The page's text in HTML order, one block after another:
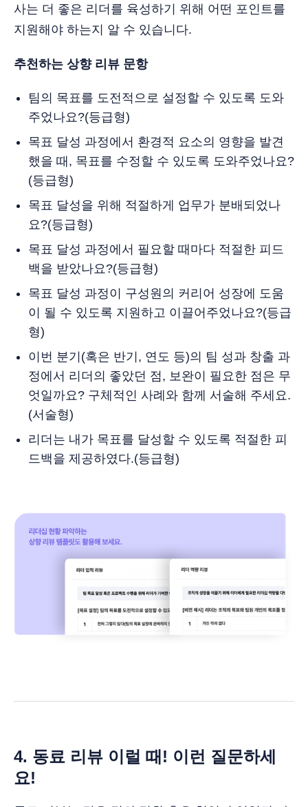
사는 더 좋은 리더를 육성하기 위해 어떤 포인트를
지원해야 하는지 알 수 있습니다.
추천하는 상향 리뷰 문항
팀의 목표를 도전적으로 설정할 수 있도록 도와
주었나요?(등급형)
목표 달성 과정에서 환경적 요소의 영향을 발견
했을 때, 목표를 수정할 수 있도록 도와주었나요?
(등급형)
목표 달성을 위해 적절하게 업무가 분배되었나
요?(등급형)
목표 달성 과정에서 필요할 때마다 적절한 피드
백을 받았나요?(등급형)
목표 달성 과정이 구성원의 커리어 성장에 도움
이 될 수 있도록 지원하고 이끌어주었나요?(등급
형)
이번 분기(혹은 반기, 연도 등)의 팀 성과 창출 과
정에서 리더의 좋았던 점, 보완이 필요한 점은 무
엇일까요? 구체적인 사례와 함께 서술해 주세요.
(서술형)
리더는 내가 목표를 달성할 수 있도록 적절한 피
드백을 제공하였다.(등급형)
4. 동료 리뷰 이럴 때! 이런 질문하세
요!